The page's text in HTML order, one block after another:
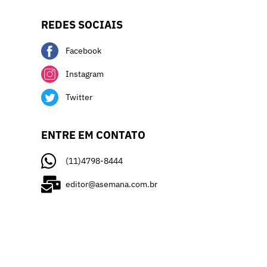
REDES SOCIAIS
Facebook
Instagram
Twitter
ENTRE EM CONTATO
(11)4798-8444
editor@asemana.com.br